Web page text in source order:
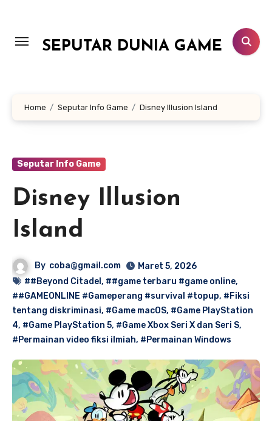
konten
SEPUTAR DUNIA GAME
Home Seputar Info Game Disney Illusion Island
Seputar Info Game
Disney Illusion
Island
By coba@gmail.com
Maret 5, 2026
##Beyond Citadel , ##game terbaru #game online,
##GAMEONLINE #Gameperang #survival #topup, #Fiksi
tentang diskriminasi, #Game macOS, #Game PlayStation
4, #Game PlayStation 5, #Game Xbox Seri X dan Seri S,
#Permainan video fiksi ilmiah, #Permainan Windows